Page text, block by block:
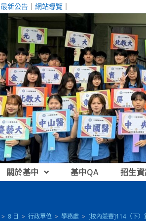
最新公告 ｜ 網站導覽 ｜
關於基中 基中QA 招生
> 8 日 > 行政單位 > 學務處 > [校內競賽]114（下